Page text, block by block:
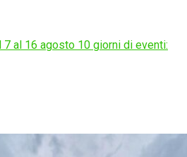
7 al 16 agosto 10 giorni di eventi: